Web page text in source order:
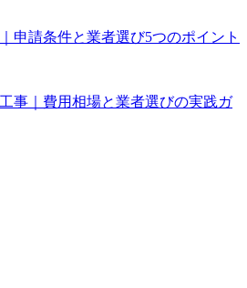
申請条件と業者選び5つのポイント
事｜費用相場と業者選びの実践ガ